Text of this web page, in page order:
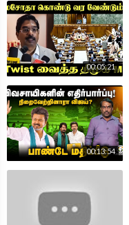
00:05:21
00:13:54